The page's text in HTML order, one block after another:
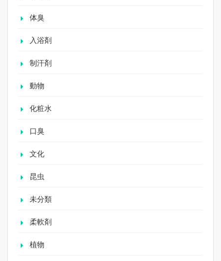
体臭
入浴剤
制汗剤
動物
化粧水
口臭
文化
昆虫
未分類
柔軟剤
植物